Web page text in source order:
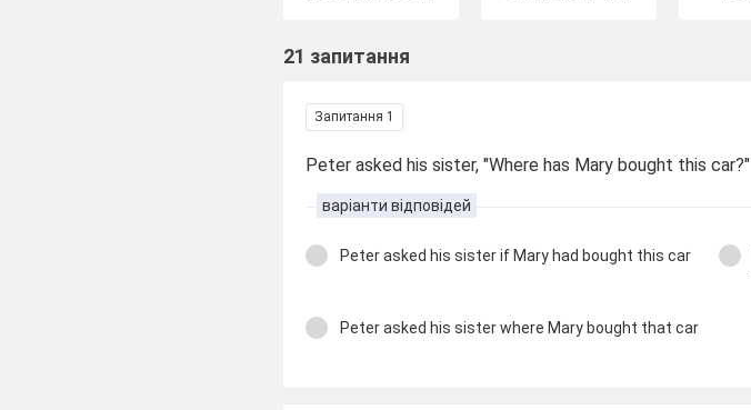
21 запитання
Запитання 1
Peter asked his sister, "Where has Mary bought this car?"
варіанти відповідей
Peter asked his sister if Mary had bought this car
Peter asked his sister where Mary bought that car